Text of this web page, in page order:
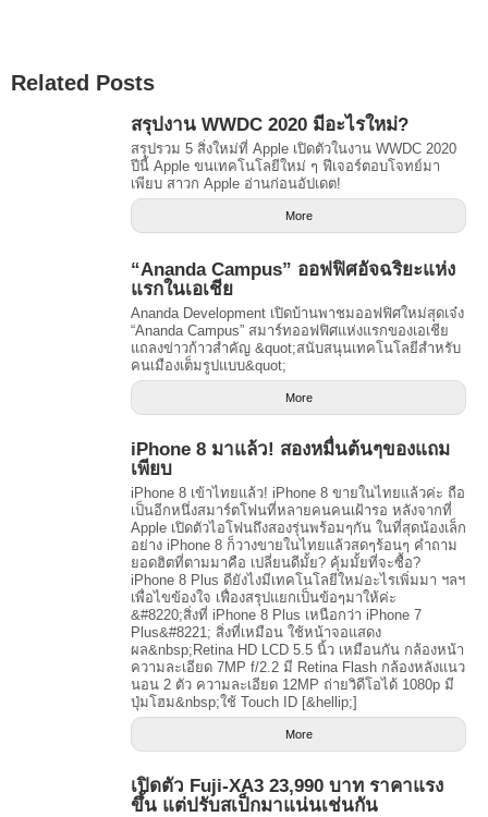
Related Posts
สรุปงาน WWDC 2020 มีอะไรใหม่?
สรุปรวม 5 สิ่งใหม่ที่ Apple เปิดตัวในงาน WWDC 2020
ปีนี้ Apple ขนเทคโนโลยีใหม่ ๆ ฟีเจอร์ตอบโจทย์มา
เพียบ สาวก Apple อ่านก่อนอัปเดต!
More
“Ananda Campus” ออฟฟิศอัจฉริยะแห่ง
แรกในเอเชีย
Ananda Development เปิดบ้านพาชมออฟฟิศใหม่สุดเจ๋ง
“Ananda Campus” สมาร์ทออฟฟิศแห่งแรกของเอเชีย
แถลงข่าวก้าวสำคัญ &quot;สนับสนุนเทคโนโลยีสำหรับ
คนเมืองเต็มรูปแบบ&quot;
More
iPhone 8 มาแล้ว! สองหมื่นต้นๆของแถม
เพียบ
iPhone 8 เข้าไทยแล้ว! iPhone 8 ขายในไทยแล้วค่ะ ถือ
เป็นอีกหนึ่งสมาร์ตโฟนที่หลายคนคนเฝ้ารอ หลังจากที่
Apple เปิดตัวไอโฟนถึงสองรุ่นพร้อมๆกัน ในที่สุดน้องเล็ก
อย่าง iPhone 8 ก็วางขายในไทยแล้วสดๆร้อนๆ คำถาม
ยอดฮิตที่ตามมาคือ เปลี่ยนดีมั้ย? คุ้มมั้ยที่จะซื้อ?
iPhone 8 Plus ดียังไงมีเทคโนโลยีใหม่อะไรเพิ่มมา ฯลฯ
เพื่อไขข้องใจ เฟื่องสรุปแยกเป็นข้อๆมาให้ค่ะ
&#8220;สิ่งที่ iPhone 8 Plus เหนือกว่า iPhone 7
Plus&#8221; สิ่งที่เหมือน ใช้หน้าจอแสดง
ผล&nbsp;Retina HD LCD 5.5 นิ้ว เหมือนกัน กล้องหน้า
ความละเอียด 7MP f/2.2 มี Retina Flash กล้องหลังแนว
นอน 2 ตัว ความละเอียด 12MP ถ่ายวิดีโอได้ 1080p มี
ปุ่มโฮม&nbsp;ใช้ Touch ID [&hellip;]
More
เปิดตัว Fuji-XA3 23,990 บาท ราคาแรง
ขึ้น แต่ปรับสเป็กมาแน่นเช่นกัน